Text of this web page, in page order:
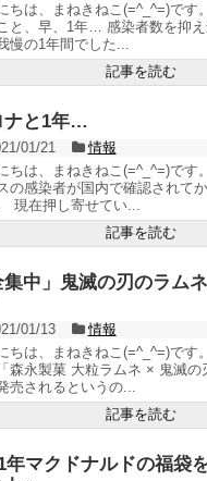
ちは、まねきねこ(=^_^=)です
と、早、1年… 感染者数を抑
慢の1年間でした...
記事を読む
ナと1年…
01/21
情報
ちは、まねきねこ(=^_^=)です
の感染者が国内で確認されて
現在押し寄せてい...
記事を読む
集中」鬼滅の刃のラム
01/13
情報
ちは、まねきねこ(=^_^=)です
森永製菓 大粒ラムネ × 鬼滅の
売されるというの...
記事を読む
年マクドナルドの福袋